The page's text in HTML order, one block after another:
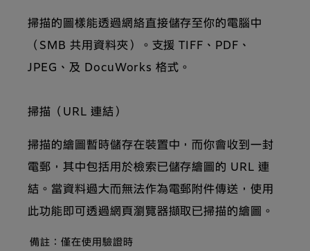
掃描的圖樣能透過網絡直接儲存至你的電腦中
（SMB 共用資料夾）。支援 TIFF、PDF、
JPEG、及 DocuWorks 格式。
掃描（URL 連結）
掃描的繪圖暫時儲存在裝置中，而你會收到一封
電郵，其中包括用於檢索已儲存繪圖的 URL 連
結。當資料過大而無法作為電郵附件傳送，使用
此功能即可透過網頁瀏覽器擷取已掃描的繪圖。
備註：僅在使用驗證時